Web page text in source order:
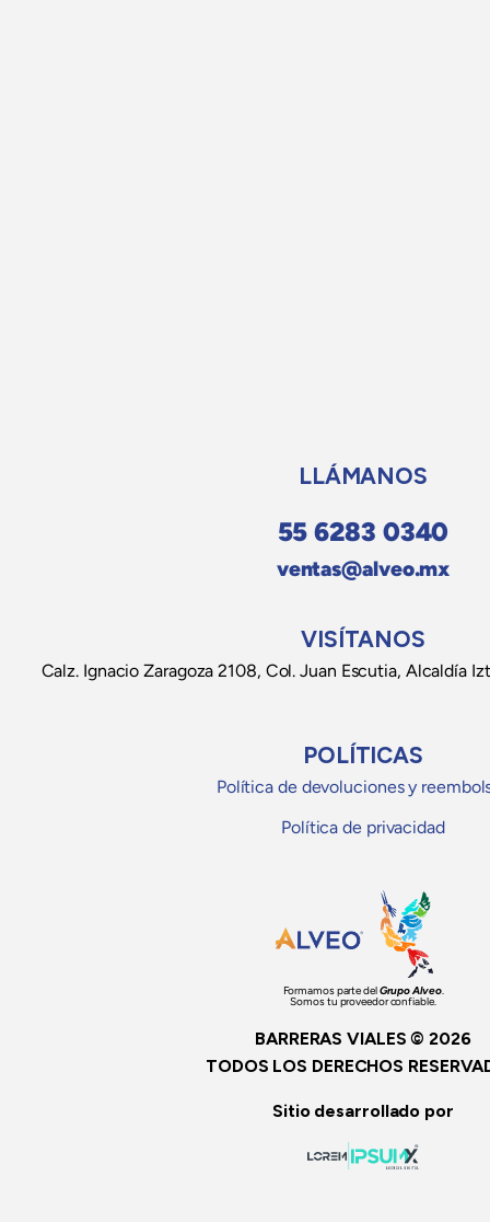
LLÁMANOS
55 6283 0340
ventas@alveo.mx
VISÍTANOS
Calz. Ignacio Zaragoza 2108, Col. Juan Escutia, Alcaldía
POLÍTICAS
Política de devoluciones y
Política de privacidad
Formamos parte delGrupo Alveo.
Somos tu proveedor confiable.
BARRERAS VIALES © 2026
TODOS LOS DERECHOS
Sitio desarrollado por